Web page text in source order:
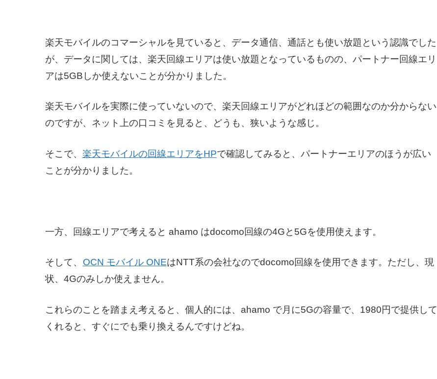
楽天モバイルのコマーシャルを見ていると、データ通信、通話とも使い放題という認識でした
が、データに関しては、楽天回線エリアは使い放題となっているものの、パートナー回線エリ
アは5GBしか使えないことが分かりました。
楽天モバイルを実際に使っていないので、楽天回線エリアがどれほどの範囲なのか分からない
のですが、ネット上の口コミを見ると、どうも、狭いような感じ。
そこで、 楽天モバイルの回線エリアをHPで確認してみると、パートナーエリアのほうが広い
ことが分かりました。
一方、回線エリアで考えると ahamo はdocomo回線の4Gと5Gを使用使えます。
そして、 OCN モバイル ONEはNTT系の会社なのでdocomo回線を使用できます。ただし、現
状、4Gのみしか使えません。
これらのことを踏まえ考えると、個人的には、ahamo で月に5Gの容量で、1980円で提供して
くれると、すぐにでも乗り換えるんですけどね。